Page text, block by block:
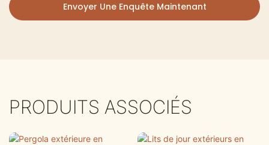
Envoyer Une Enquête Maintenant
PRODUITS ASSOCIÉS